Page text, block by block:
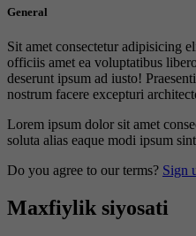
General
Sit amet consectetur adipisicing
officiis amet ea voluptatibus
deserunt ipsum ad iusto!
nostrum facere excepturi
Lorem ipsum dolor sit amet
soluta alias eaque modi ipsum
Do you agree to our terms? Sign
Maxfiylik siyosati